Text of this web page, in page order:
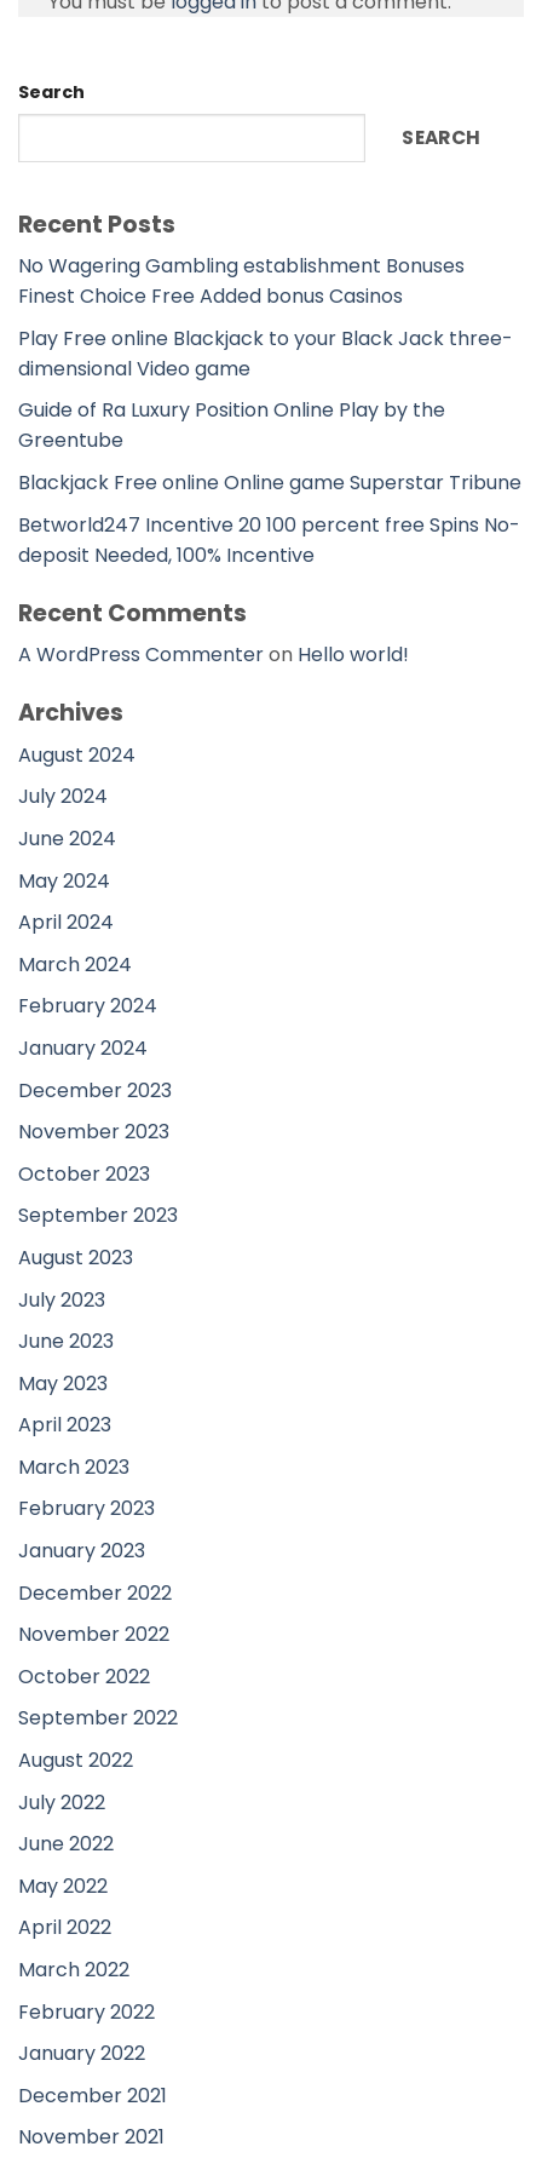
Search
SEARCH
Recent Posts
No Wagering Gambling establishment Bonuses
Finest Choice Free Added bonus Casinos
Play Free online Blackjack to your Black Jack three-
dimensional Video game
Guide of Ra Luxury Position Online Play by the
Greentube
Blackjack Free online Online game Superstar Tribune
Betworld247 Incentive 20 100 percent free Spins No-
deposit Needed, 100% Incentive
Recent Comments
A WordPress Commenteron Hello world!
Archives
August 2024
July 2024
June 2024
May 2024
April 2024
March 2024
February 2024
January 2024
December 2023
November 2023
October 2023
September 2023
August 2023
July 2023
June 2023
May 2023
April 2023
March 2023
February 2023
January 2023
December 2022
November 2022
October 2022
September 2022
August 2022
July 2022
June 2022
May 2022
April 2022
March 2022
February 2022
January 2022
December 2021
November 2021